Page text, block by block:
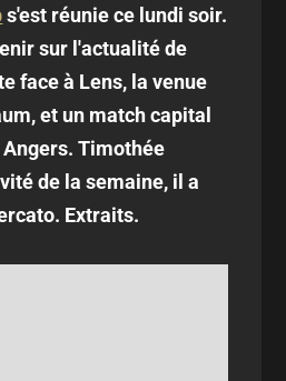
s'est réunie ce lundi soir.
sur l'actualité de
face à Lens, la venue
et un match capital
Timothée
de la semaine, il a
Extraits.